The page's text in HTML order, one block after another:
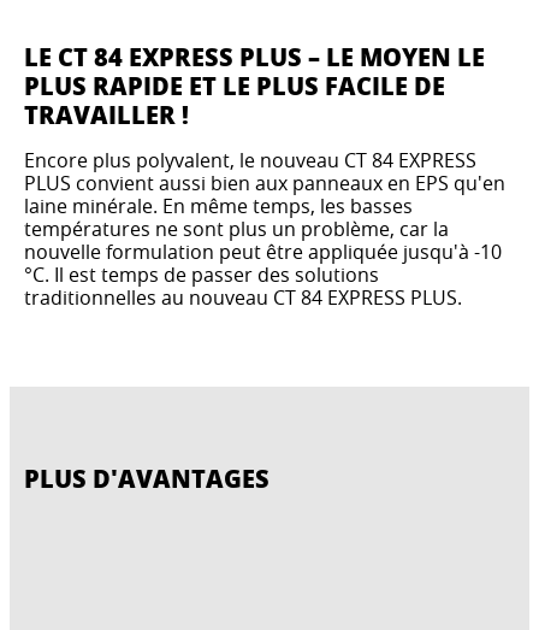
LE CT 84 EXPRESS PLUS – LE MOYEN LE
PLUS RAPIDE ET LE PLUS FACILE DE
TRAVAILLER !
Encore plus polyvalent, le nouveau CT 84 EXPRESS
PLUS convient aussi bien aux panneaux en EPS qu'en
laine minérale. En même temps, les basses
températures ne sont plus un problème, car la
nouvelle formulation peut être appliquée jusqu'à -10
°C. Il est temps de passer des solutions
traditionnelles au nouveau CT 84 EXPRESS PLUS.
PLUS D'AVANTAGES